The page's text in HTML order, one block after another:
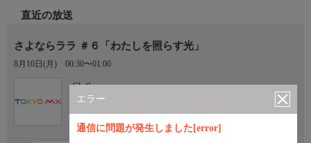
エラー
通信に問題が発生しました[error]
直近の放送
さよならララ ＃６「わたしを照らす光」
8月10日(月) 00:30〜01:00
Ch.9
TOKYO MX